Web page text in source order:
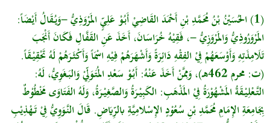
(1)
الحُسَيْنُ بْنُ مُحَمَّدِ بْنِ أَحْمَدَ القَاضِيْ أَبُوْ عَلِيٍّ المَرْوَذِيُّ -وَيُقَالُ أَيْضَاً:
المَرْوَرُوذِيُّ وَالمَرْوَزِيُّ -، فَقِيْهُ خُرَاسَانَ، أَخَذَ عَنِ القَفَّالِ فَكَانَ أَنْجَبَ
تَلَامِذَتِهِ وَأَوْسَعَهُمْ فِيْ الفِقْهِ دَائِرَةً وَأَشْهَرَهُمْ فِيْهِ اسْمَاً وَأَكْثَرَهُمْ لَهُ تَحْقِيْقَاً.
(ت: محرم 462هـ)، وَمِمَّنْ أَخَذَ عَنْهُ: أَبُوْ سَعْدِ المُتَوَلِّيْ وَالبَغَوِيُّ،
لَهُ:
التَّعْلِيْقَةُ المَشْهُوْرَةُ فِيْ المَذْهَبِ: الكَبِيْرَةُ وَالصَّغِيْرَةُ، وَلَهُ الفَتَاوَى مَخْطُوْطٌ
بِجَامِعَةِ الإِمَامِ مُحَمَّدِ بْنِ سُعُوْدٍ الإِسْلامِيَّةِ بالرِّيَاضِ. قَالَ النَّوَوِيُّفِيْ تَهْذِيْبِ